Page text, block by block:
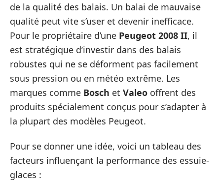
de la qualité des balais. Un balai de mauvaise
qualité peut vite s’user et devenir inefficace.
Pour le propriétaire d’une Peugeot 2008 II, il
est stratégique d’investir dans des balais
robustes qui ne se déforment pas facilement
sous pression ou en météo extrême. Les
marques comme Bosch et Valeo offrent des
produits spécialement conçus pour s’adapter à
la plupart des modèles Peugeot.
Pour se donner une idée, voici un tableau des
facteurs influençant la performance des essuie-
glaces :